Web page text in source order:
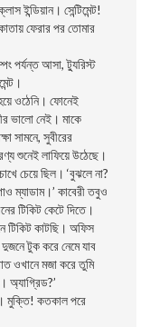
ইন্ডিয়ান। সেন্টিমেন্ট!
ফেরার পর তােমার
পর্যন্ত আসা, ট্যুরিস্ট
ওঠেনি। ফোনেই
ভালাে নেই। মাকে
সামনে, সুবীরের
শুনেই লাফিয়ে উঠেছে।
চেয়ে ছিল। ‘বুঝলে না?
ম্যাডাম।’ কাবেরী তবুও
টিকিট কেটে দিতে।
টিকিট কাটছি। অফিস
দুজনে টুক করে নেমে যাব
ওখানে মজা করে তুমি
অ্যাগ্রিড?’
মুক্তি! কতকাল পরে